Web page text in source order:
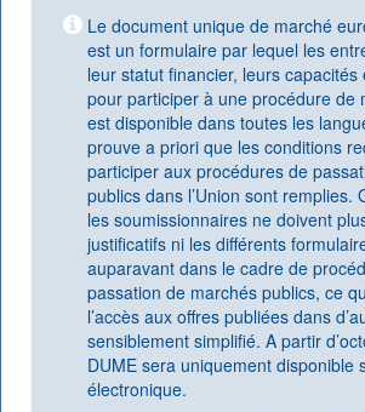
Le document unique de marché
est un formulaire par lequel les
leur statut financier, leurs
pour participer à une procédure de
est disponible dans toutes les
prouve a priori que les conditions
participer aux procédures de
publics dans l’Union sont remplies.
les soumissionnaires ne doivent
justificatifs ni les différents
auparavant dans le cadre de
passation de marchés publics, ce
l’accès aux offres publiées dans
sensiblement simplifié. A partir
DUME sera uniquement disponible
électronique.